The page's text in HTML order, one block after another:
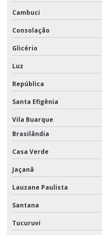
Logística promocional sp
Logística de trade marketing
Manuseio e movimentação
Montagem de display
Montagem de display em pdv
Montagem de kits
Montagem de kits para
Montagem de kits para
Montagem de kits promocionais
Cambuci
Consolação
Glicério
Luz
República
Santa Efigênia
Vila Buarque
Brasilândia
Casa Verde
Jaçanã
Lauzane Paulista
Santana
Tucuruvi